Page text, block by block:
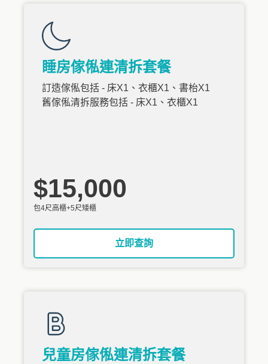
睡房傢俬連清拆套餐
訂造傢俬包括 - 床X1、衣櫃X1、書枱X1
舊傢俬清拆服務包括 - 床X1、衣櫃X1
$15,000
包4尺高櫃+5尺矮櫃
立即查詢
兒童房傢俬連清拆套餐